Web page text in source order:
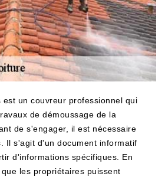
est un couvreur professionnel qui
de démoussage de la
de s'engager, il est nécessaire
Il s'agit d'un document informatif
d'informations spécifiques. En
les propriétaires puissent